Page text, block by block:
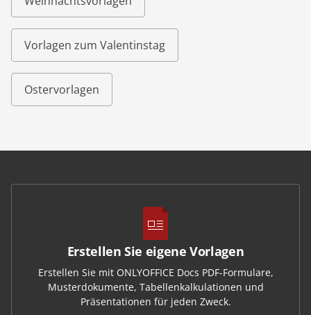
Vorlagen zum Valentinstag
Ostervorlagen
Erstellen Sie eigene Vorlagen
Erstellen Sie mit ONLYOFFICE Docs PDF-Formulare,
Musterdokumente, Tabellenkalkulationen und
Präsentationen für jeden Zweck.